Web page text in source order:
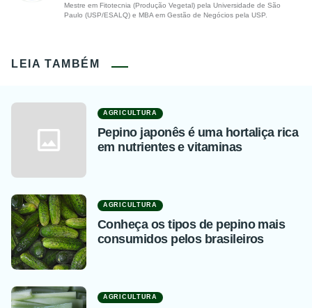
Mestre em Fitotecnia (Produção Vegetal) pela Universidade de São
Paulo (USP/ESALQ) e MBA em Gestão de Negócios pela USP.
LEIA TAMBÉM
AGRICULTURA
Pepino japonês é uma hortaliça rica
em nutrientes e vitaminas
AGRICULTURA
Conheça os tipos de pepino mais
consumidos pelos brasileiros
AGRICULTURA